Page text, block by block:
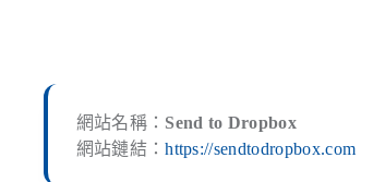
網站名稱： Send to Dropbox
網站鏈結：https://sendtodropbox.com